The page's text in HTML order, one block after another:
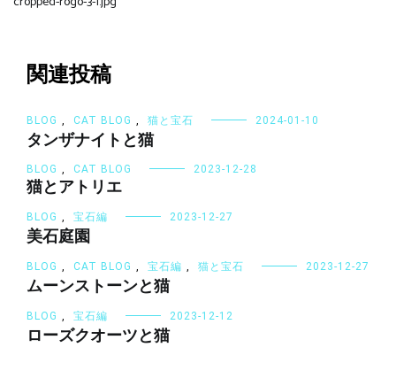
ナ
ゲ
ー
シ
ョ
ン
関連投稿
BLOG CAT BLOG 猫と宝石 2024-01-10
タンザナイトと猫
BLOG CAT BLOG 2023-12-28
猫とアトリエ
BLOG 宝石編 2023-12-27
美石庭園
BLOG CAT BLOG 宝石編 猫と宝石 2023-12-27
ムーンストーンと猫
BLOG 宝石編 2023-12-12
ローズクオーツと猫